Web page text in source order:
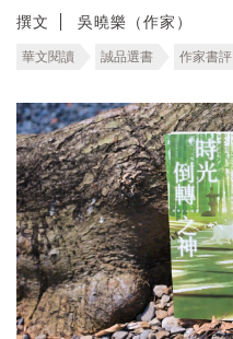
撰文 吳曉樂（作家）
華文閱讀 誠品選書 作家書評